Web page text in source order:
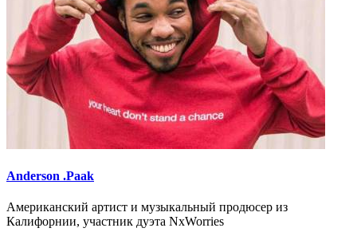
Anderson .Paak
Американский артист и музыкальный продюсер из
Калифорнии, участник дуэта NxWorries